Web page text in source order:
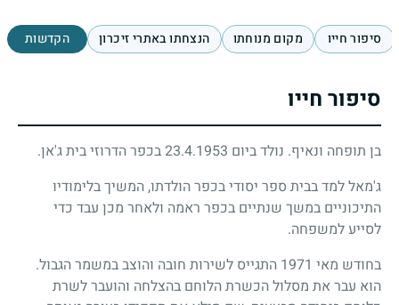
סיפור חייו מקום מנוחתו הנצחתו באתרי זיכרון הקדשות
סיפור חייו
בן תופחה ונאיף. נולד ביום 23.4.1953 בכפר הדרוזי בית ג'אן.
ג'מאל למד בבית ספר יסודי בכפר הולדתו, המשיך בלימודיו
התיכוניים במשך שנתיים בכפר ראמה ולאחר מכן עבד כדי
לסייע למשפחה.
בחודש מאי 1971 התגייס לשירות חובה והוצב במשמר הגבול.
הוא עבר את מסלול הכשרת הלוחם בהצלחה והועבר לשרת